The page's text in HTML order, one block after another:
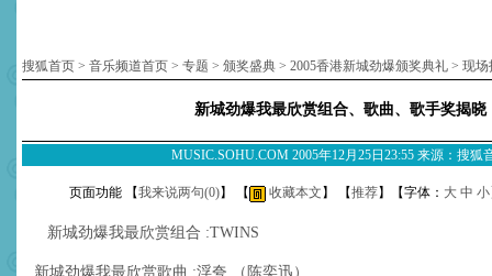
搜狐首页 > 音乐频道首页 > 专题 > 颁奖盛典 > 2005香港新城劲爆颁奖典礼 > 现场
新城劲爆我最欣赏组合、歌曲、歌手奖揭晓
MUSIC.SOHU.COM 2005年12月25日23:55 来源：搜狐
页面功能 【我来说两句(0)】 【 收藏本文 】 【推荐】【字体： 大 中 小
新城劲爆我最欣赏组合 :TWINS
新城劲爆我最欣赏歌曲 :浮夸 （陈奕迅）